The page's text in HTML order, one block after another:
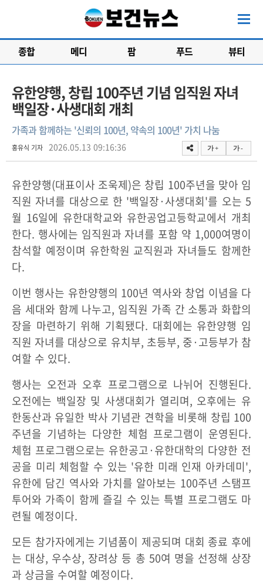
종합 메디 팜 푸드 뷰티
유한양행, 창립 100주년 기념 임직원 자녀
백일장·사생대회 개최
가족과 함께하는 '신뢰의 100년, 약속의 100년' 가치 나눔
홍유식 기자 2026.05.13 09:16:36 가 + 가 -
유한양행(대표이사 조욱제)은 창립 100주년을 맞아 임
직원 자녀를 대상으로 한 '백일장·사생대회'를 오는 5
월 16일에 유한대학교와 유한공업고등학교에서 개최
한다. 행사에는 임직원과 자녀를 포함 약 1,000여명이
참석할 예정이며 유한학원 교직원과 자녀들도 함께한
다.
이번 행사는 유한양행의 100년 역사와 창업 이념을 다
음 세대와 함께 나누고, 임직원 가족 간 소통과 화합의
장을 마련하기 위해 기획됐다. 대회에는 유한양행 임
직원 자녀를 대상으로 유치부, 초등부, 중·고등부가 참
여할 수 있다.
행사는 오전과 오후 프로그램으로 나뉘어 진행된다.
오전에는 백일장 및 사생대회가 열리며, 오후에는 유
한동산과 유일한 박사 기념관 견학을 비롯해 창립 100
주년을 기념하는 다양한 체험 프로그램이 운영된다.
체험 프로그램으로는 유한공고·유한대학의 다양한 전
공을 미리 체험할 수 있는 '유한 미래 인재 아카데미',
유한에 담긴 역사와 가치를 알아보는 100주년 스탬프
투어와 가족이 함께 즐길 수 있는 특별 프로그램도 마
련될 예정이다.
모든 참가자에게는 기념품이 제공되며 대회 종료 후에
는 대상, 우수상, 장려상 등 총 50여 명을 선정해 상장
과 상금을 수여할 예정이다.